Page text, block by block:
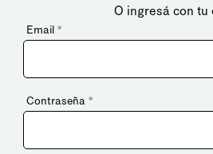
O ingresá con tu
Email *
Contraseña *